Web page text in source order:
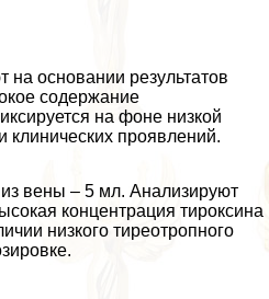
на основании результатов
содержание
на фоне низкой
клинических проявлений.
вены – 5 мл. Анализируют
концентрация тироксина
низкого тиреотропного